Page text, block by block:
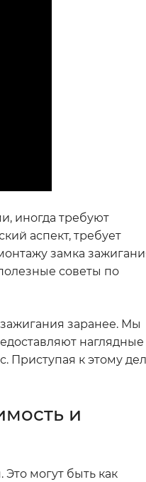
иногда требуют
аспект, требует
замка
советы по
заранее. Мы
наглядные
Приступая к этому
и
могут быть как